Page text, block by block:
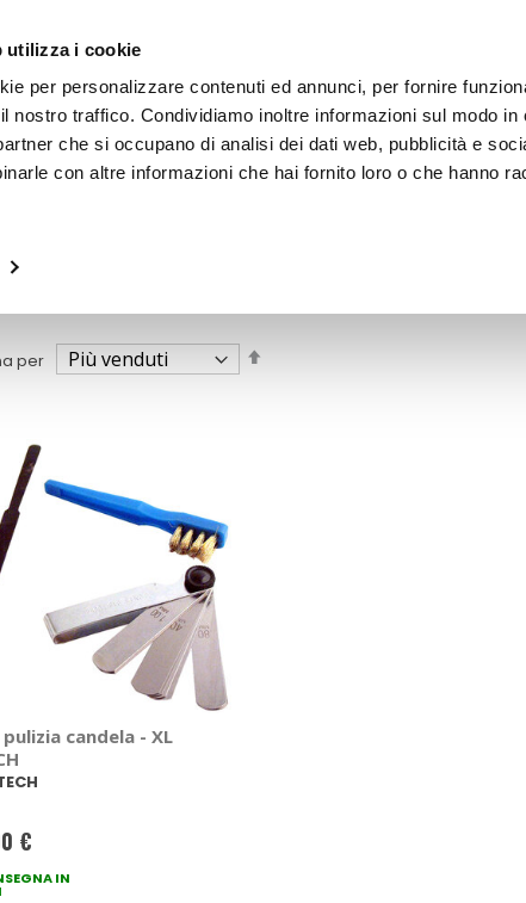
utilizza i cookie
per personalizzare contenuti ed annunci, per fornire
nostro traffico. Condividiamo inoltre informazioni sul modo in
che si occupano di analisi dei dati web, pubblicità e
con altre informazioni che hai fornito loro o che hanno
OUTDOOR
per
candela - XL
€
IN